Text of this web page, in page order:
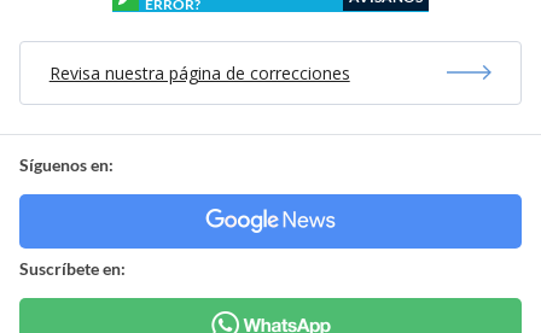
ERROR?
Revisa nuestra página de correcciones
Síguenos en:
Suscríbete en: